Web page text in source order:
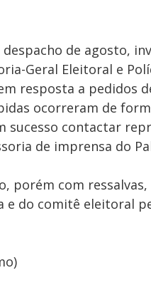
de agosto,
Geral Eleitoral e
resposta a pedidos
ocorreram de
sucesso contactar
de imprensa do
porém com
e do comitê eleitoral